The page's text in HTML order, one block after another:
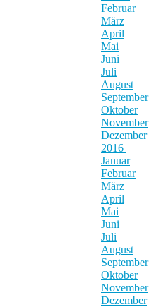
Februar
März
April
Mai
Juni
Juli
August
September
Oktober
November
Dezember
2016
Januar
Februar
März
April
Mai
Juni
Juli
August
September
Oktober
November
Dezember